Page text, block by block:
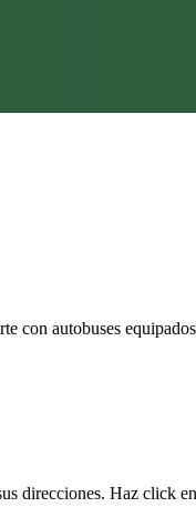
con autobuses
direcciones. Haz